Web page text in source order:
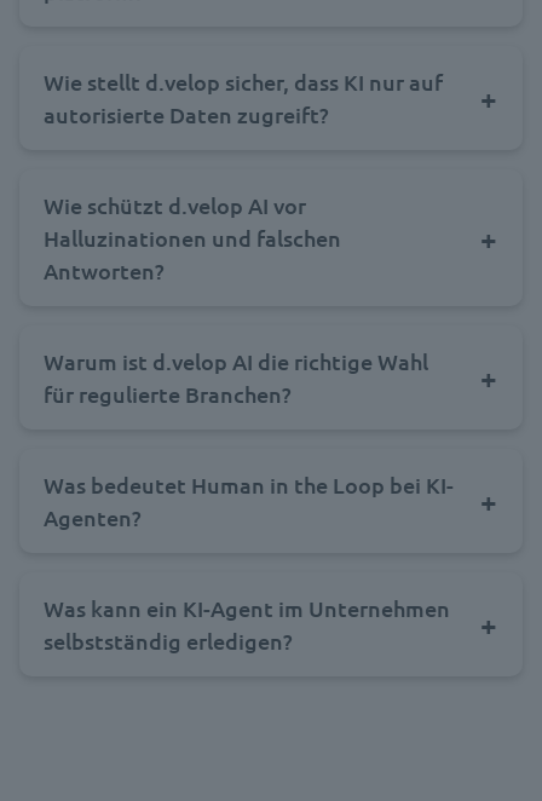
Wie stellt d.velop sicher, dass KI nur auf
autorisierte Daten zugreift?
Wie schützt d.velop AI vor
Halluzinationen und falschen
Antworten?
Warum ist d.velop AI die richtige Wahl
für regulierte Branchen?
Was bedeutet Human in the Loop bei KI-
Agenten?
Was kann ein KI-Agent im Unternehmen
selbstständig erledigen?